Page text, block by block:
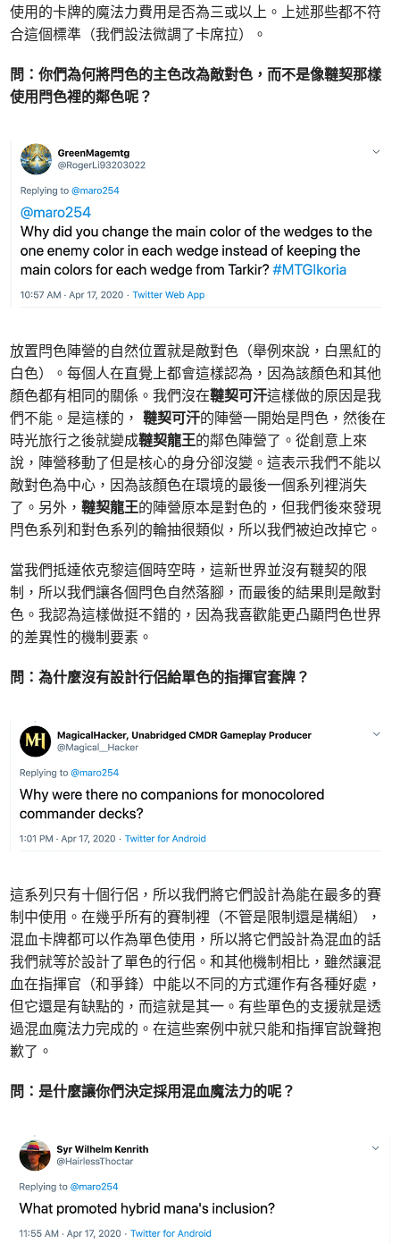
使用的卡牌的魔法力費用是否為三或以上。上述那些都不符
合這個標準（我們設法微調了卡席拉）。
問：你們為何將閂色的主色改為敵對色，而不是像韃契那樣
使用閂色裡的鄰色呢？
放置閂色陣營的自然位置就是敵對色（舉例來說，白黑紅的
白色）。每個人在直覺上都會這樣認為，因為該顏色和其他
顏色都有相同的關係。我們沒在韃契可汗這樣做的原因是我
們不能。是這樣的，韃契可汗的陣營一開始是閂色，然後在
時光旅行之後就變成韃契龍王的鄰色陣營了。從創意上來
說，陣營移動了但是核心的身分卻沒變。這表示我們不能以
敵對色為中心，因為該顏色在環境的最後一個系列裡消失
了。另外，韃契龍王的陣營原本是對色的，但我們後來發現
閂色系列和對色系列的輪抽很類似，所以我們被迫改掉它。
當我們抵達依克黎這個時空時，這新世界並沒有韃契的限
制，所以我們讓各個閂色自然落腳，而最後的結果則是敵對
色。我認為這樣做挺不錯的，因為我喜歡能更凸顯閂色世界
的差異性的機制要素。
問：為什麼沒有設計行侶給單色的指揮官套牌？
這系列只有十個行侶，所以我們將它們設計為能在最多的賽
制中使用。在幾乎所有的賽制裡（不管是限制還是構組），
混血卡牌都可以作為單色使用，所以將它們設計為混血的話
我們就等於設計了單色的行侶。和其他機制相比，雖然讓混
血在指揮官（和爭鋒）中能以不同的方式運作有各種好處，
但它還是有缺點的，而這就是其一。有些單色的支援就是透
過混血魔法力完成的。在這些案例中就只能和指揮官說聲抱
歉了。
問：是什麼讓你們決定採用混血魔法力的呢？